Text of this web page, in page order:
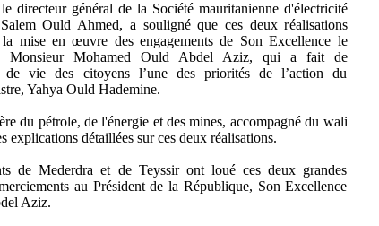
directeur général de la Société mauritanienne d'électricité
Ould Ahmed, a souligné que ces deux réalisations
mise en œuvre des engagements de Son Excellence le
Monsieur Mohamed Ould Abdel Aziz, qui a fait de
de vie des citoyens l’une des priorités de l’action du
Yahya Ould Hademine.
du pétrole, de l'énergie et des mines, accompagné du wali
explications détaillées sur ces deux réalisations.
de Mederdra et de Teyssir ont loué ces deux grandes
au Président de la République, Son Excellence
Aziz.